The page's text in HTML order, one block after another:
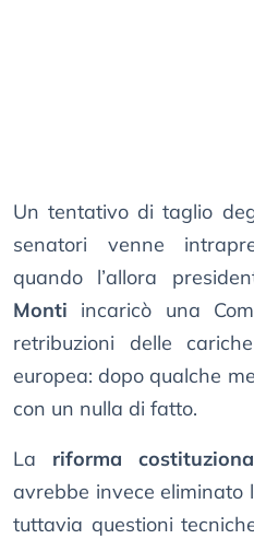
Un tentativo di taglio
senatori venne
quando l’allora
Monti incaricò una
retribuzioni delle
europea: dopo qualche
con un nulla di fatto.
La riforma
avrebbe invece eliminato
tuttavia questioni